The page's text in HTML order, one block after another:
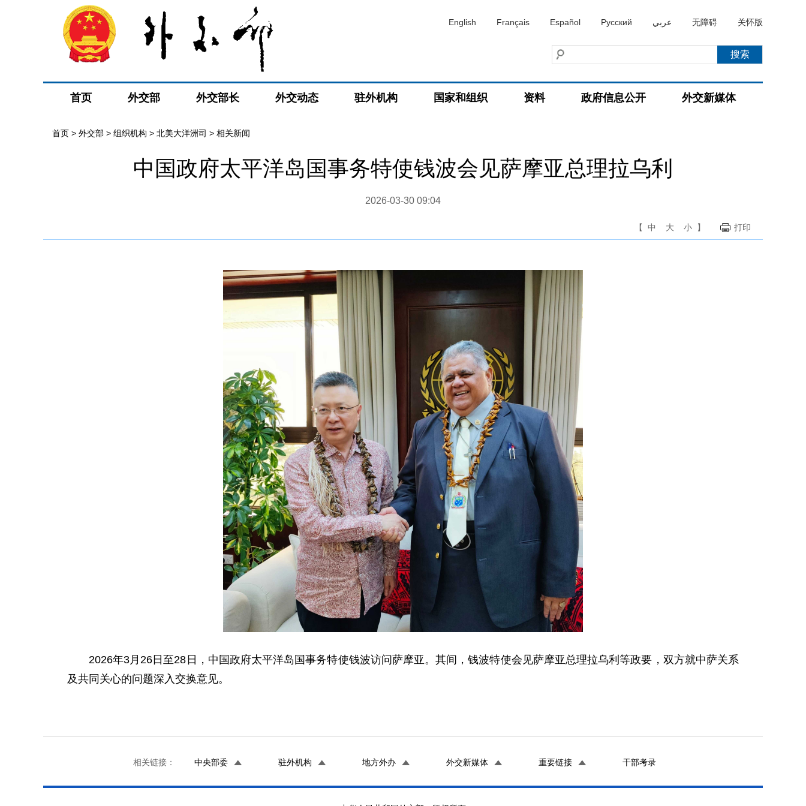
English Français Español Русский عربي 无障碍 关怀版
首页 外交部 外交部长 外交动态 驻外机构 国家和组织 资料 政府信息公开 外交新媒体
首页 > 外交部 > 组织机构 > 北美大洋洲司 > 相关新闻
中国政府太平洋岛国事务特使钱波会见萨摩亚总理拉乌利
2026-03-30 09:04
【 中 大 小 】 打印
2026年3月26日至28日，中国政府太平洋岛国事务特使钱波访问萨摩亚。其间，钱波特使会见萨摩亚总理拉乌利等政要，双方就中萨关系
及共同关心的问题深入交换意见。
相关链接： 中央部委 驻外机构 地方外办 外交新媒体 重要链接 干部考录